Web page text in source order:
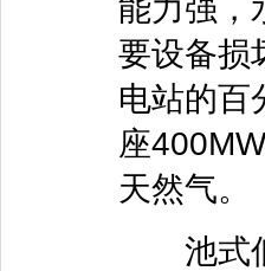
能力强，
要设备损
电站的百
座
天然气。
池式低